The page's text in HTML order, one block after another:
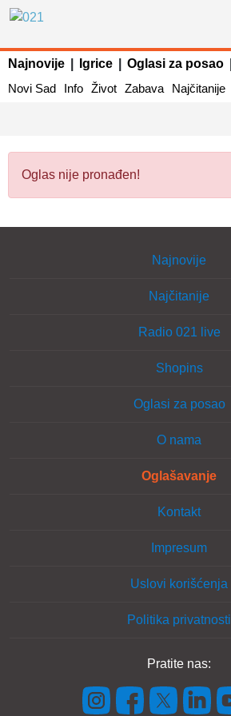
Najnovije Igrice Oglasi za posao
Novi Sad
Info Život Zabava Najčitanije
Oglas nije pronađen!
Najnovije
Najčitanije
Radio 021 live
Shopins
Oglasi za posao
O nama
Oglašavanje
Kontakt
Impresum
Uslovi korišćenja
Politika privatnosti
Pratite nas: